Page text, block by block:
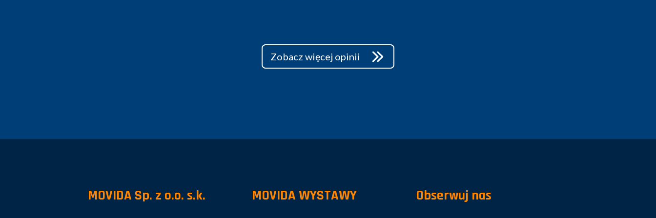
Zobacz więcej opinii
MOVIDA Sp. z o.o. s.k. MOVIDA WYSTAWY Obserwuj nas